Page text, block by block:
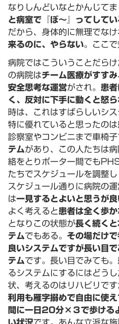
なりしんどいなとかんじてま
と病室で『ぼ～』ってして
だから、身体的に無理でな
来るのに、やらない。ここで
病院ではこういうことだら
の病院はチーム医療がすす
安全思考な運営がされ。 患
く、反対に下手に動くと怒ら
時は、これはすばらしいシ
特に優れていると思ったの
診察室やコンビニまで車椅
テムがあり、この人たちは
絡をとりポーター間でも
たちでスケジュールを調整し
スケジュール通りに病院の
は一見するとよいと思うが
よく考えると患者は全く歩
となりこの状態が長く続く
テムでもある。 その場だけ
良いシステムですが長い目
テムです。長い目でみても
るシステムにするにはどう
状、考えるのはリハビリです
利用も雁字搦めで自由に使
間に一日20分×３で歩ける
い状況です。あんな立派な